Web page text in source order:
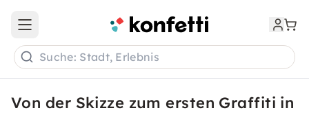
Open main menu
Suche: Stadt, Erlebnis
Von der Skizze zum ersten Graffiti in